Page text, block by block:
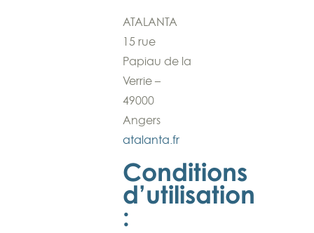
ATALANTA
15 rue
Papiau de la
Verrie –
49000
Angers
atalanta.fr
Conditions
d’utilisation
: